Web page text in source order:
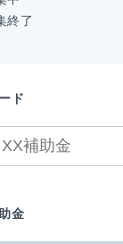
終了
ド
金